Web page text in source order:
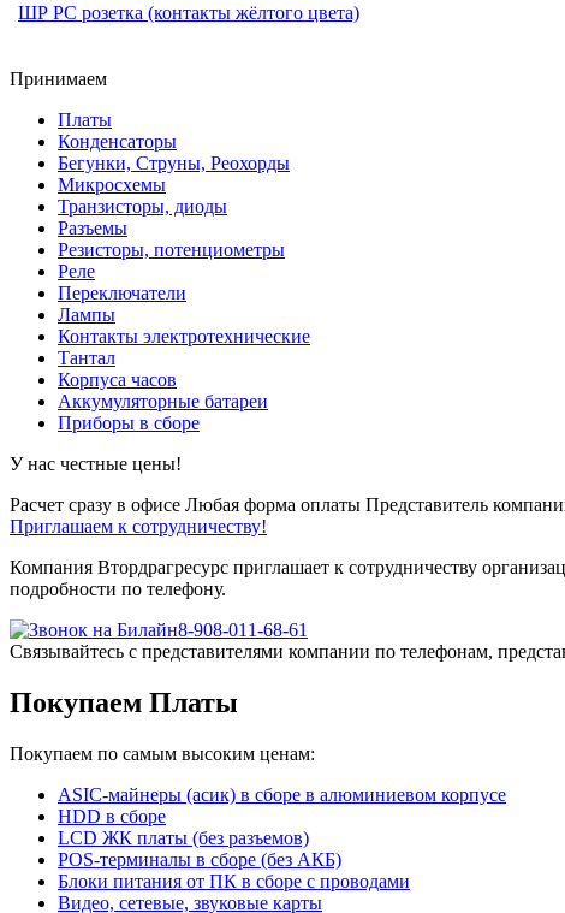
ШР РС розетка (контакты жёлтого цвета)
Принимаем
Платы
Конденсаторы
Бегунки, Струны, Реохорды
Микросхемы
Транзисторы, диоды
Разъемы
Резисторы, потенциометры
Реле
Переключатели
Лампы
Контакты электротехнические
Тантал
Корпуса часов
Аккумуляторные батареи
Приборы в сборе
У нас честные цены!
Расчет сразу в офисе Любая форма оплаты Представитель
Приглашаем к сотрудничеству!
Компания Втордрагресурс приглашает к сотрудничеству
подробности по телефону.
8-908-011-68-61
Связывайтесь с представителями компании по телефонам,
Покупаем Платы
Покупаем по самым высоким ценам:
ASIC-майнеры (асик) в сборе в алюминиевом корпусе
HDD в сборе
LCD ЖК платы (без разъемов)
POS-терминалы в сборе (без АКБ)
Блоки питания от ПК в сборе с проводами
Видео, сетевые, звуковые карты